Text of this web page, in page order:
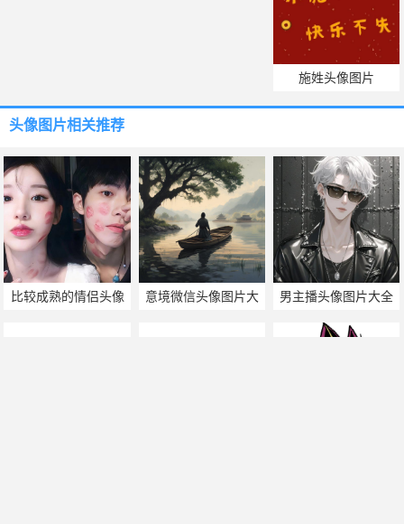
施姓头像图片
头像图片相关推荐
比较成熟的情侣头像
意境微信头像图片大
男主播头像图片大全